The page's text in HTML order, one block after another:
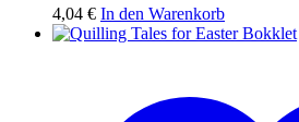
4,04 € In den Warenkorb